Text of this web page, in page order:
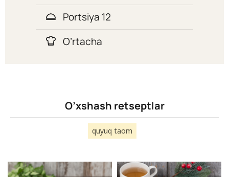
Portsiya 12
O’rtacha
O’xshash retseptlar
quyuq taom